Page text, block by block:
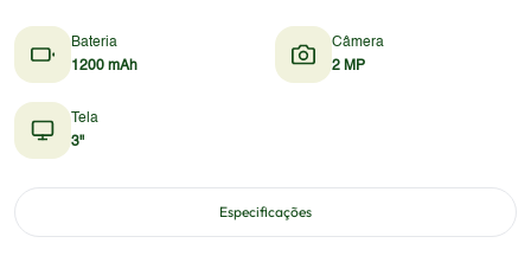
Bateria
1200 mAh
Câmera
2 MP
Tela
3"
Especificações